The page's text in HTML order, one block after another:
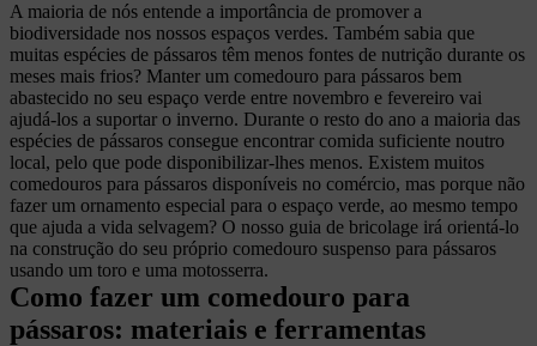
A maioria de nós entende a importância de promover a
biodiversidade nos nossos espaços verdes. Também sabia que
muitas espécies de pássaros têm menos fontes de nutrição durante os
meses mais frios? Manter um comedouro para pássaros bem
abastecido no seu espaço verde entre novembro e fevereiro vai
ajudá-los a suportar o inverno. Durante o resto do ano a maioria das
espécies de pássaros consegue encontrar comida suficiente noutro
local, pelo que pode disponibilizar-lhes menos. Existem muitos
comedouros para pássaros disponíveis no comércio, mas porque não
fazer um ornamento especial para o espaço verde, ao mesmo tempo
que ajuda a vida selvagem? O nosso guia de bricolage irá orientá-lo
na construção do seu próprio comedouro suspenso para pássaros
usando um toro e uma motosserra.
Como fazer um comedouro para
pássaros: materiais e ferramentas